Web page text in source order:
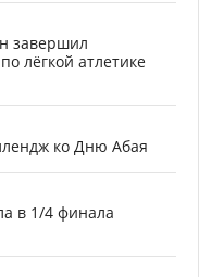
завершил
лёгкой атлетике
ко Дню Абая
в 1/4 финала